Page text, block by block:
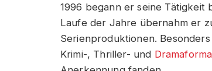
1996 begann er seine Tätigkeit
Laufe der Jahre übernahm er
Serienproduktionen.
Krimi-, Thriller- und